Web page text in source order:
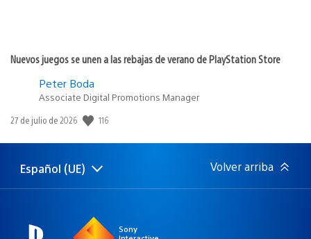
Nuevos juegos se unen a las rebajas de verano de PlayStation Store
Peter Boda
Associate Digital Promotions Manager
Fecha
publicación:
27 de julio de 2026 116
Selecciona
una
Región
actual:
Español (UE) Volver arriba
Sony